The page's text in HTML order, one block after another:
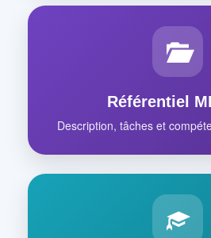
Référentiel
Description, tâches et